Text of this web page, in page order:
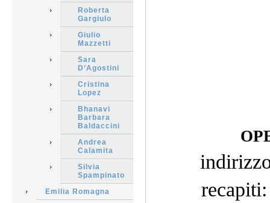
Roberta
Gargiulo
Giulio
Mazzetti
Sara
D’Agostini
Cristina
Lopez
Bhanavi
Barbara
Baldaccini
Andrea
Calamita
Silvia
Spampinato
Emilia Romagna
recapiti: